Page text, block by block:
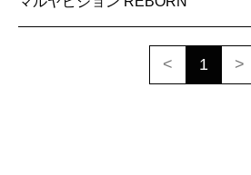
< 1 >